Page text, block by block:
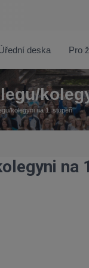
deska Pro
kolegyni na 1. stupeň
na